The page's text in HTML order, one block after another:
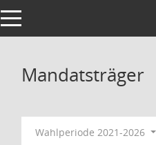
Toggle navigation
Mandatsträger
Wahlperiode 2021-2026